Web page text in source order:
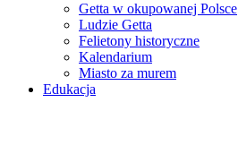
Getta w okupowanej Polsce
Ludzie Getta
Felietony historyczne
Kalendarium
Miasto za murem
Edukacja